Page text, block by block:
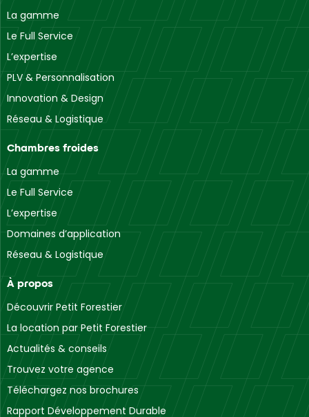
La gamme
Le Full Service
L’expertise
PLV & Personnalisation
Innovation & Design
Réseau & Logistique
Chambres froides
La gamme
Le Full Service
L’expertise
Domaines d’application
Réseau & Logistique
À propos
Découvrir Petit Forestier
La location par Petit Forestier
Actualités & conseils
Trouvez votre agence
Téléchargez nos brochures
Rapport Développement Durable